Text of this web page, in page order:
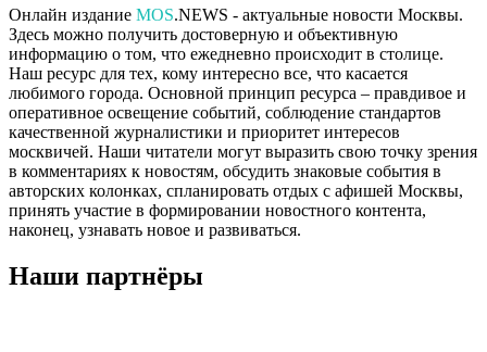
Онлайн издание MOS.NEWS - актуальные новости Москвы.
Здесь можно получить достоверную и объективную
информацию о том, что ежедневно происходит в столице.
Наш ресурс для тех, кому интересно все, что касается
любимого города. Основной принцип ресурса – правдивое и
оперативное освещение событий, соблюдение стандартов
качественной журналистики и приоритет интересов
москвичей. Наши читатели могут выразить свою точку зрения
в комментариях к новостям, обсудить знаковые события в
авторских колонках, спланировать отдых с афишей Москвы,
принять участие в формировании новостного контента,
наконец, узнавать новое и развиваться.
Наши партнёры